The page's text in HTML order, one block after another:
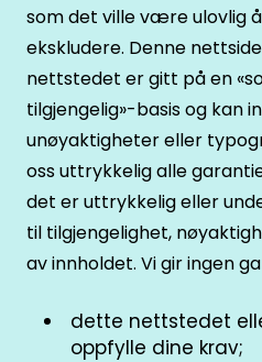
som det ville være ulovlig
ekskludere. Denne
nettstedet er gitt på en
tilgjengelig»-basis og kan
unøyaktigheter eller
oss uttrykkelig alle
det er uttrykkelig eller
til tilgjengelighet,
av innholdet. Vi gir ingen
dette nettstedet
oppfylle dine krav;